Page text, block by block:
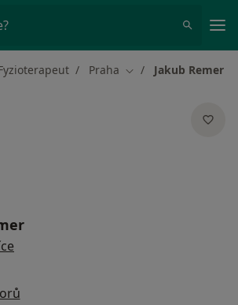
Praha Změna města
Jakub Remer